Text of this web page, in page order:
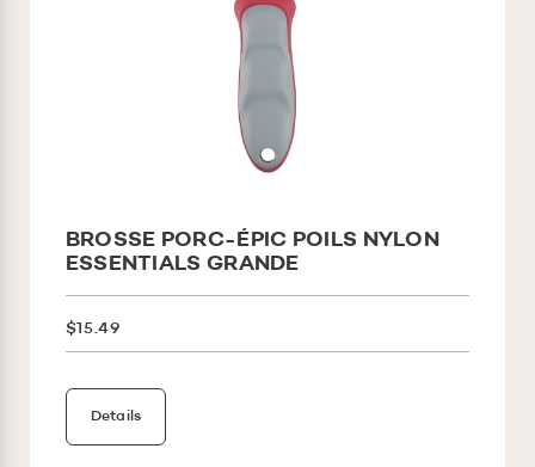
BROSSE PORC-ÉPIC POILS NYLON
ESSENTIALS GRANDE
$15.49
Details